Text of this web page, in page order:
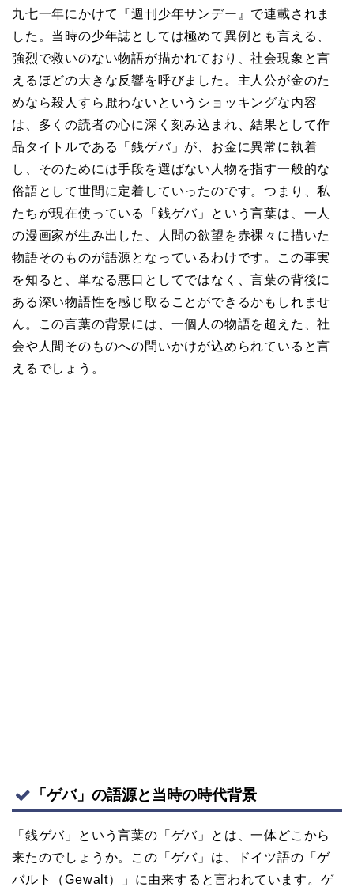
九七一年にかけて『週刊少年サンデー』で連載されま
した。当時の少年誌としては極めて異例とも言える、
強烈で救いのない物語が描かれており、社会現象と言
えるほどの大きな反響を呼びました。主人公が金のた
めなら殺人すら厭わないというショッキングな内容
は、多くの読者の心に深く刻み込まれ、結果として作
品タイトルである「銭ゲバ」が、お金に異常に執着
し、そのためには手段を選ばない人物を指す一般的な
俗語として世間に定着していったのです。つまり、私
たちが現在使っている「銭ゲバ」という言葉は、一人
の漫画家が生み出した、人間の欲望を赤裸々に描いた
物語そのものが語源となっているわけです。この事実
を知ると、単なる悪口としてではなく、言葉の背後に
ある深い物語性を感じ取ることができるかもしれませ
ん。この言葉の背景には、一個人の物語を超えた、社
会や人間そのものへの問いかけが込められていると言
えるでしょう。
「ゲバ」の語源と当時の時代背景
「銭ゲバ」という言葉の「ゲバ」とは、一体どこから
来たのでしょうか。この「ゲバ」は、ドイツ語の「ゲ
バルト（Gewalt）」に由来すると言われています。ゲ